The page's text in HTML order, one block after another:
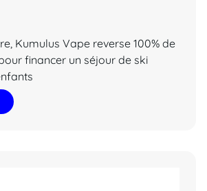
Kumulus Vape reverse 100% de
financer un séjour de ski